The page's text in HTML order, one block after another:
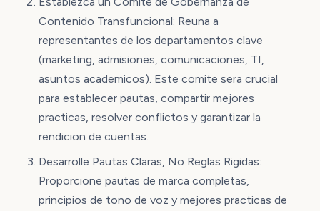
Contenido Transfuncional: Reuna a
representantes de los departamentos clave
(marketing, admisiones, comunicaciones, TI,
asuntos academicos). Este comite sera crucial
para establecer pautas, compartir mejores
practicas, resolver conflictos y garantizar la
rendicion de cuentas.
Desarrolle Pautas Claras, No Reglas Rigidas:
Proporcione pautas de marca completas,
principios de tono de voz y mejores practicas de